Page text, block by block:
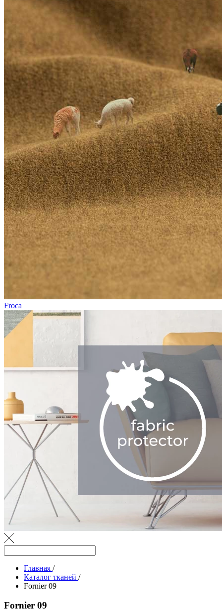
Froca
Главная /
Каталог тканей /
Fornier 09
Fornier 09